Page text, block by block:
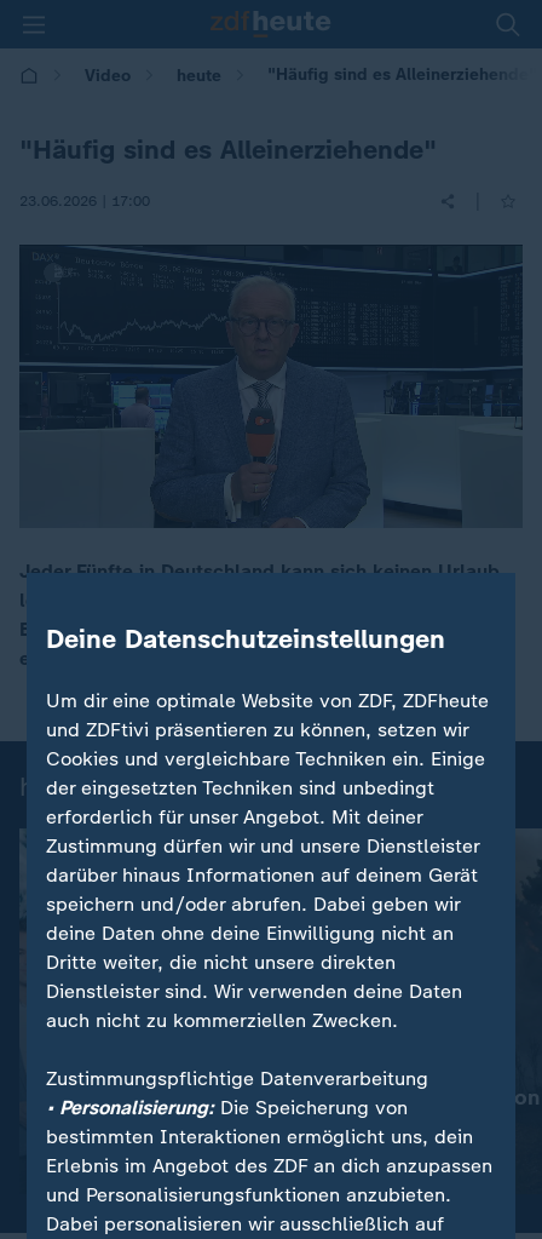
Video heute "Häufig sind es Alleinerziehende"
"Häufig sind es Alleinerziehende"
23.06.2026 | 17:00
Jeder Fünfte in Deutschland kann sich keinen Urlaub
leisten, so aktuelle Zahlen des Statistischen
Bundesamts. ZDF-Börsenexperte Frank Bethmann
erläutert, wer am häufigsten betroffen ist.
heute-Nachrichten: Einzelbeiträge
Wetter
So wird das Wetter
Video1:20
Nachrichten | heute
Mehr
Waldbrände
Video1:32
Deine Datenschutzeinstellungen
Um dir eine optimale Website von ZDF, ZDFheute
und ZDFtivi präsentieren zu können, setzen wir
Cookies und vergleichbare Techniken ein. Einige
der eingesetzten Techniken sind unbedingt
erforderlich für unser Angebot. Mit deiner
Zustimmung dürfen wir und unsere Dienstleister
darüber hinaus Informationen auf deinem Gerät
speichern und/oder abrufen. Dabei geben wir
deine Daten ohne deine Einwilligung nicht an
Dritte weiter, die nicht unsere direkten
Dienstleister sind. Wir verwenden deine Daten
auch nicht zu kommerziellen Zwecken.
Zustimmungspflichtige Datenverarbeitung
• Personalisierung:Die Speicherung von
bestimmten Interaktionen ermöglicht uns, dein
Erlebnis im Angebot des ZDF an dich anzupassen
und Personalisierungsfunktionen anzubieten.
Dabei personalisieren wir ausschließlich auf